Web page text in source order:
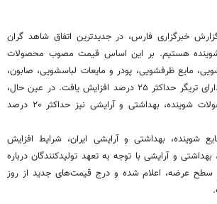
خبرگزاری فارس، در جدیدترین اتفاق شاهد گران
هستیم. بر این اساس قیمت مصوب محصولات
مایع ظرفشویی، پودر و مایعات لباسشویی، صابون،
خمیردندان و محصولات دارای ‌تریگر حداکثر ۲۵ درصد افزایش یافت. در عین ‌حال،
قیمت مصوب سایر محصولات شوینده، بهداشتی و آرایشی نیز حداکثر ۲۰ درصد
شوینده، بهداشتی و آرایشی ایران، شرایط افزایش
و آرایشی با توجه به تعهد تولیدکنندگان درباره
عرضه، اعلام شده و درج قیمت‌های جدید از روز